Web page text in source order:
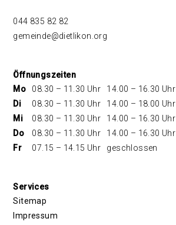
044 835 82 82
gemeinde@dietlikon.org
Öffnungszeiten
Mo
08.30 – 11.30 Uhr
14.00 – 16.30 Uhr
Di
08.30 – 11.30 Uhr
14.00 – 18.00 Uhr
Mi
08.30 – 11.30 Uhr
14.00 – 16.30 Uhr
Do
08.30 – 11.30 Uhr
14.00 – 16.30 Uhr
Fr
07.15 – 14.15 Uhr geschlossen
Services
Sitemap
Impressum